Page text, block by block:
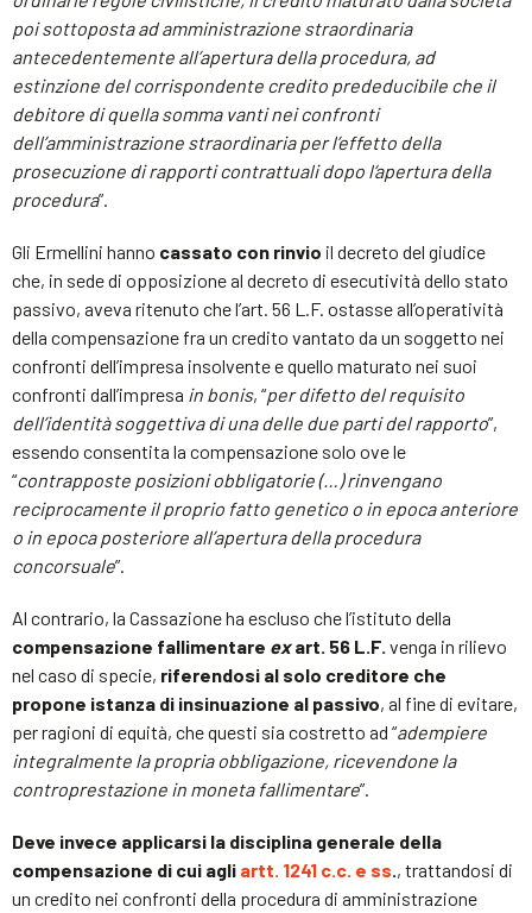
poi sottoposta ad amministrazione straordinaria
antecedentemente all’apertura della procedura, ad
estinzione del corrispondente credito prededucibile che il
debitore di quella somma vanti nei confronti
dell’amministrazione straordinaria per l’effetto della
prosecuzione di rapporti contrattuali dopo l‘apertura della
procedura”.
Gli Ermellini hanno cassato con rinvio il decreto del giudice
che, in sede di opposizione al decreto di esecutività dello stato
passivo, aveva ritenuto che l’art. 56 L.F. ostasse all’operatività
della compensazione fra un credito vantato da un soggetto nei
confronti dell’impresa insolvente e quello maturato nei suoi
confronti dall’impresa in bonis, “per difetto del requisito
dell’identità soggettiva di una delle due parti del rapporto”,
essendo consentita la compensazione solo ove le
“contrapposte posizioni obbligatorie (…) rinvengano
reciprocamente il proprio fatto genetico o in epoca anteriore
o in epoca posteriore all’apertura della procedura
concorsuale”.
Al contrario, la Cassazione ha escluso che l’istituto della
compensazione fallimentare exart. 56 L.F. venga in rilievo
nel caso di specie, riferendosi al solo creditore che
propone istanza di insinuazione al passivo, al fine di evitare,
per ragioni di equità, che questi sia costretto ad “adempiere
integralmente la propria obbligazione, ricevendone la
controprestazione in moneta fallimentare”.
Deve invece applicarsi la disciplina generale della
compensazione di cui agli artt. 1241 c.c. e ss., trattandosi di
un credito nei confronti della procedura di amministrazione